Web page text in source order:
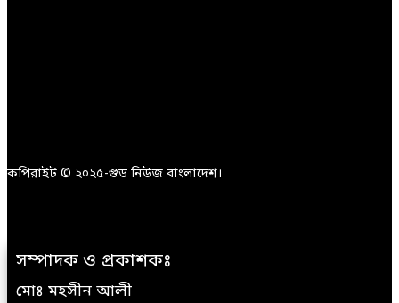
কপিরাইট © ২০২৫-গুড নিউজ বাংলাদেশ।
সম্পাদক ও প্রকাশকঃ
মোঃ মহসীন আলী